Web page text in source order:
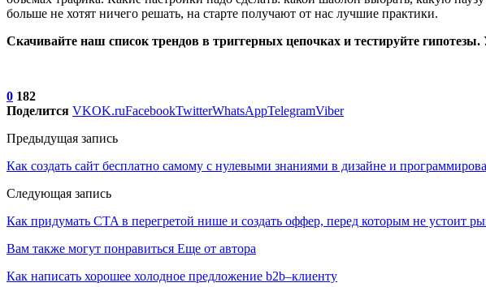
больше не хотят ничего решать, на старте получают от нас лучшие практики.
Скачивайте наш список трендов в триггерных цепочках и тестируйте гипотезы.
0 182
Поделится VKOK.ruFacebookTwitterWhatsAppTelegramViber
Предыдущая запись
Как создать сайт бесплатно самому с нулевыми знаниями в дизайне и
Следующая запись
Как придумать CTA в перегретой нише и создать оффер, перед которым не устоит
Вам также могут понравиться Еще от автора
Как написать хорошее холодное предложение b2b–клиенту